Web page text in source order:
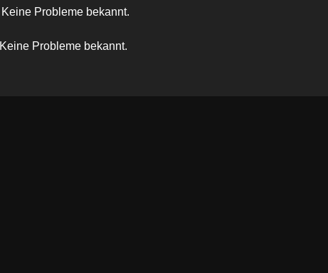
Keine Probleme bekannt.
Keine Probleme bekannt.